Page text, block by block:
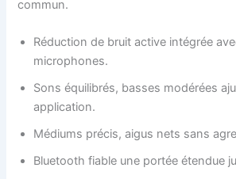
commun.
Réduction de bruit active intégrée
microphones.
Sons équilibrés, basses modérées
application.
Médiums précis, aigus nets sans
Bluetooth fiable une portée étendue